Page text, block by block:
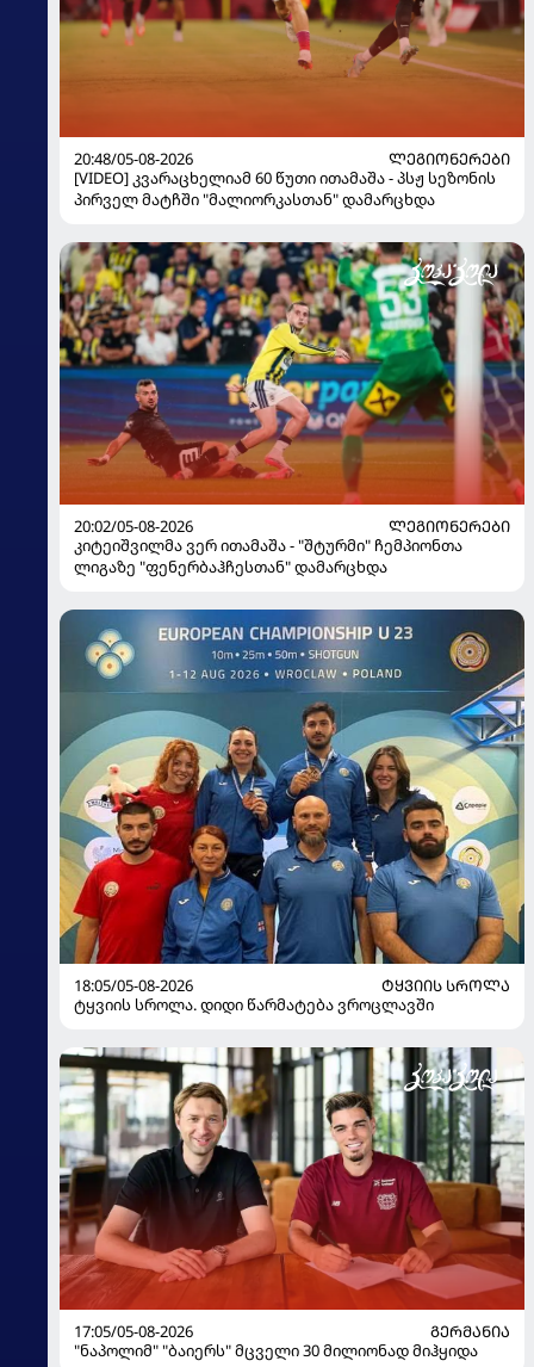
20:48/05-08-2026
ᲚᲔᲒᲘᲝᲜᲔᲠᲔᲑᲘ
[VIDEO] კვარაცხელიამ 60 წუთი ითამაშა - პსჟ სეზონის
პირველ მატჩში "მალიორკასთან" დამარცხდა
20:02/05-08-2026
ᲚᲔᲒᲘᲝᲜᲔᲠᲔᲑᲘ
კიტეიშვილმა ვერ ითამაშა - "შტურმი" ჩემპიონთა
ლიგაზე "ფენერბაჰჩესთან" დამარცხდა
18:05/05-08-2026
ᲢᲧᲕᲘᲘᲡ ᲡᲠᲝᲚᲐ
ტყვიის სროლა. დიდი წარმატება ვროცლავში
17:05/05-08-2026
ᲒᲔᲠᲛᲐᲜᲘᲐ
"ნაპოლიმ" "ბაიერს" მცველი 30 მილიონად მიჰყიდა